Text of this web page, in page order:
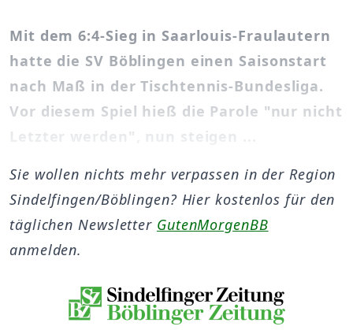
Mit dem 6:4-Sieg in Saarlouis-Fraulautern
hatte die SV Böblingen einen Saisonstart
nach Maß in der Tischtennis-Bundesliga.
Vor diesem Spiel hieß die Parole "nur nicht
Letzter werden", nun steigen ...
Sie wollen nichts mehr verpassen in der Region
Sindelfingen/Böblingen? Hier kostenlos für den
täglichen Newsletter GutenMorgenBB
anmelden.